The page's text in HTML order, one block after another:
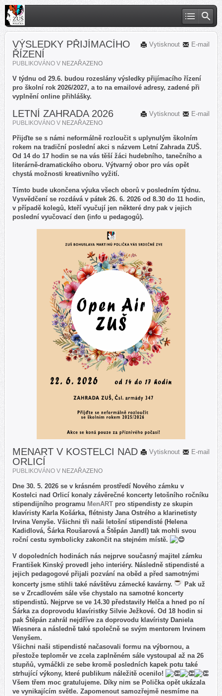
E-mail
Vytisknout
VÝSLEDKY PŘIJÍMACÍHO
ŘÍZENÍ
PUBLIKOVÁNO V NEZAŘAZENO
V týdnu od 29.6. budou rozeslány výsledky přijímacího řízení
pro školní rok 2026/2027, a to na emailové adresy, zadené při
vyplnění online přihlášky.
E-mail
Vytisknout
LETNÍ ZAHRADA 2026
PUBLIKOVÁNO V NEZAŘAZENO
Přijďte se s námi neformálně rozloučit s uplynulým školním
rokem na tradiční poslední akci s názvem Letní Zahrada ZUŠ.
Od 14 do 17 hodin se na vás těší žáci hudebního, tanečního a
literárně-dramatického oboru. Výtvarný obor pro vás opět
chystá možnosti kreativního vyžití.
Tímto bude ukončena výuka všech oborů v posledním týdnu.
Vysvědčení se rozdává v pátek 26. 6. 2026 od 8.30 do 11 hodin,
v případě kolegů, kteří vyučují jen některé dny pak v jejich
poslední vyučovací den (info u pedagogů).
E-mail
Vytisknout
MENART V KOSTELCI NAD
ORLICÍ
PUBLIKOVÁNO V NEZAŘAZENO
Dne 30. 5. 2026 se v krásném prostředí Nového zámku v
Kostelci nad Orlicí konaly závěrečné koncerty letošního ročníku
stipendijního programu MenART pro stipendisty ze skupin
klavíristy Karla Košárka, flétnisty Jana Ostrého a klarinetisty
Irvina Venyše. Všichni tři naši letošní stipendisté (Helena
Kadidlová, Šárka Roušarová a Štěpán Jandl) tak mohli svou
roční cestu symbolicky zakončit na stejném místě.
V dopoledních hodinách nás nejprve současný majitel zámku
František Kinský provedl jeho interiéry. Následně stipendisté a
jejich pedagogové přijali pozvání na oběd a před samotnými
koncerty jsme stihli také návštěvu zámecké kavárny.
Pak už
se v Zrcadlovém sále vše chystalo na samotné koncerty
stipendistů. Nejprve se ve 14.30 představily Helča a hned po ní
Šárka za doprovodu klavíristky Silvie Ježkové. Od 18 hodin si
pak Štěpán zahrál nejdříve za doprovodu klavíristy Daniela
Wiesnera a následně také společně se svým mentorem Irvinem
Venyšem.
Všichni naši stipendisté načasovali formu na výbornou, a
přestože teploměr ve zcela zaplněném sále vystoupal až na 26
stupňů, vymáčkli ze sebe kromě posledních kapek potu také
strhující výkony, které publikum náležitě ocenilo!
Všem třem moc gratulujeme. Díky nim se Polička opět ukázala
ve vynikajícím světle. Zapomenout samozřejmě nesmíme na